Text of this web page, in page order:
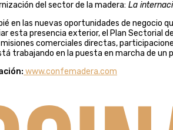
del sector de la madera: La
en las nuevas oportunidades de
esta presencia exterior, el Plan Sectorial
comerciales directas,
trabajando en la puesta en marcha de
www.confemadera.com